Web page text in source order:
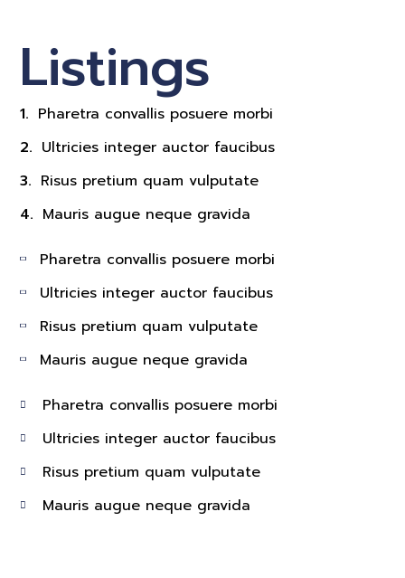
Listings
Pharetra convallis posuere morbi
Ultricies integer auctor faucibus
Risus pretium quam vulputate
Mauris augue neque gravida
Pharetra convallis posuere morbi
Ultricies integer auctor faucibus
Risus pretium quam vulputate
Mauris augue neque gravida
Pharetra convallis posuere morbi
Ultricies integer auctor faucibus
Risus pretium quam vulputate
Mauris augue neque gravida